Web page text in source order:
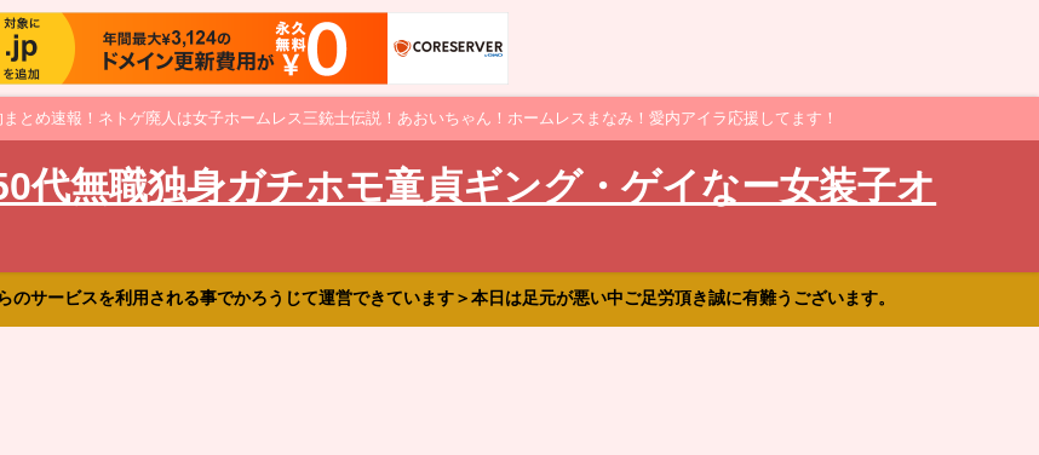
とめ速報！ネトゲ廃人は女子ホームレス三銃士伝説！あおいちゃん！ホームレスまなみ！愛内アイラ応援してます！
代無職独身ガチホモ童貞ギング・ゲイなー女装子オ
サービスを利用される事でかろうじて運営できています＞本日は足元が悪い中ご足労頂き誠に有難うございます。